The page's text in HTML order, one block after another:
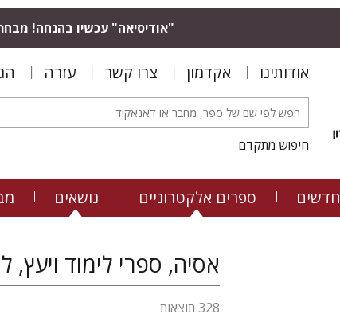
"אודיסיאה" עכשיו בהנחה!
אודותינו אקדמון צרו קשר עזרה
חיפוש מתקדם
חדשים ספרים אלקטרוניים נושאים
אסיה, ספרי לימוד ויעץ,
328 תוצאות